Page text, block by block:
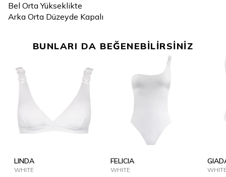
Bel Orta Yükseklikte
Arka Orta Düzeyde Kapalı
BUNLARI DA BEĞENEBİLİRSİNİZ
LINDA
WHITE
FELICIA
WHITE